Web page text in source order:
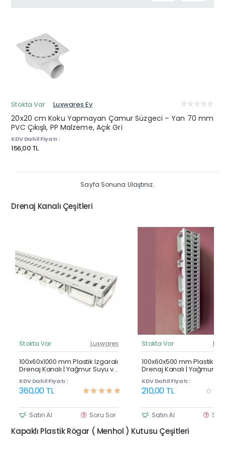
Stokta Var Luxwares Ev
20x20 cm Koku Yapmayan Çamur Süzgeci – Yan 70 mm
PVC Çıkışlı, PP Malzeme, Açık Gri
KDV Dahil Fiyatı :
156,00 TL
Sayfa Sonuna Ulaştınız.
Drenaj Kanalı Çeşitleri
Güncel Fiyat
Çok Satan
Stokta Var Luxwares
100x60x1000 mm Plastik Izgaralı
Drenaj Kanalı | Yağmur Suyu ve
Havuz Kenarı Oluğu
KDV Dahil Fiyatı :
360,00 TL
Satın Al Soru Sor
Stokta Var
100x60x500 mm Plastik
Drenaj Kanalı | Yağmur
Havuz Kenarı Oluğu
KDV Dahil Fiyatı :
210,00 TL
Satın Al
Kapaklı Plastik Rögar ( Menhol ) Kutusu Çeşitleri